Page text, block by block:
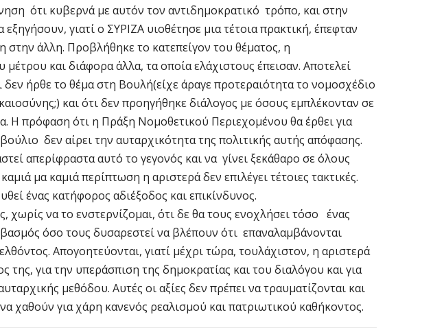
ότι κυβερνά με αυτόν τον αντιδημοκρατικό τρόπο, και στην
γιατί ο ΣΥΡΙΖΑ υιοθέτησε μια τέτοια πρακτική, έπεφταν
στην άλλη. Προβλήθηκε το κατεπείγον του θέματος, η
και διάφορα άλλα, τα οποία ελάχιστους έπεισαν. Αποτελεί
δεν ήρθε το θέμα στη Βουλή(είχε άραγε προτεραιότητα το νομοσχέδιο
και ότι δεν προηγήθηκε διάλογος με όσους εμπλέκονταν σε
Η πρόφαση ότι η Πράξη Νομοθετικού Περιεχομένου θα έρθει για
δεν αίρει την αυταρχικότητα της πολιτικής αυτής απόφασης.
απερίφραστα αυτό το γεγονός και να γίνει ξεκάθαρο σε όλους
μα καμιά περίπτωση η αριστερά δεν επιλέγει τέτοιες τακτικές.
ένας κατήφορος αδιέξοδος και επικίνδυνος.
να το ενστερνίζομαι, ότι δε θα τους ενοχλήσει τόσο ένας
όσο τους δυσαρεστεί να βλέπουν ότι επαναλαμβάνονται
Απογοητεύονται, γιατί μέχρι τώρα, τουλάχιστον, η αριστερά
της, για την υπεράσπιση της δημοκρατίας και του διαλόγου και για
μεθόδου. Αυτές οι αξίες δεν πρέπει να τραυματίζονται και
χαθούν για χάρη κανενός ρεαλισμού και πατριωτικού καθήκοντος.